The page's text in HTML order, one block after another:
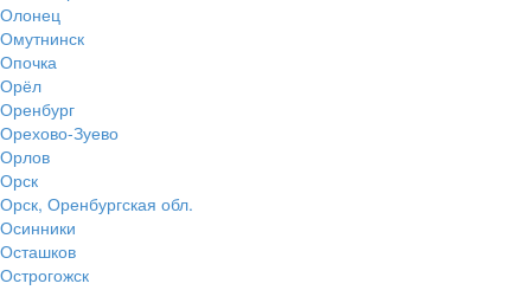
Олонец
Омутнинск
Опочка
Орёл
Оренбург
Орехово-Зуево
Орлов
Орск
Орск, Оренбургская обл.
Осинники
Осташков
Острогожск